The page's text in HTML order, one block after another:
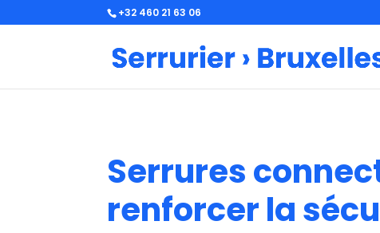
+32 460 21 63 06
Serrures
renforcer la